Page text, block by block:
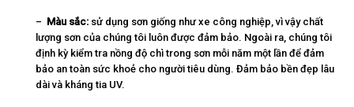
– Màu sắc: sử dụng sơn giống như xe công nghiệp, vì vậy chất
lượng sơn của chúng tôi luôn được đảm bảo. Ngoài ra, chúng tôi
định kỳ kiểm tra nồng độ chì trong sơn mỗi năm một lần để đảm
bảo an toàn sức khoẻ cho người tiêu dùng. Đảm bảo bền đẹp lâu
dài và kháng tia UV.